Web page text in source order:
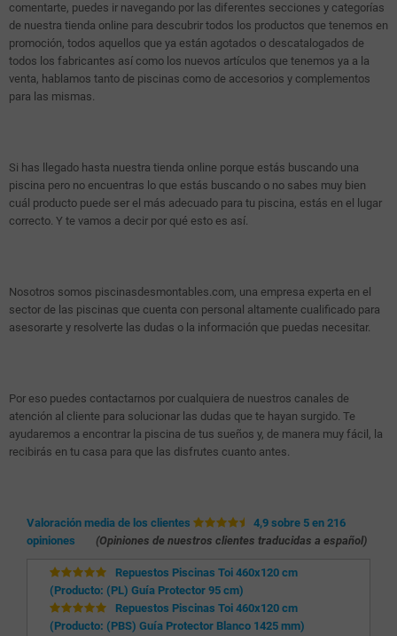
comentarte, puedes ir navegando por las diferentes secciones y categorías
de nuestra tienda online para descubrir todos los productos que tenemos en
promoción, todos aquellos que ya están agotados o descatalogados de
todos los fabricantes así como los nuevos artículos que tenemos ya a la
venta, hablamos tanto de piscinas como de accesorios y complementos
para las mismas.
Si has llegado hasta nuestra tienda online porque estás buscando una
piscina pero no encuentras lo que estás buscando o no sabes muy bien
cuál producto puede ser el más adecuado para tu piscina, estás en el lugar
correcto. Y te vamos a decir por qué esto es así.
Nosotros somos piscinasdesmontables.com, una empresa experta en el
sector de las piscinas que cuenta con personal altamente cualificado para
asesorarte y resolverte las dudas o la información que puedas necesitar.
Por eso puedes contactarnos por cualquiera de nuestros canales de
atención al cliente para solucionar las dudas que te hayan surgido. Te
ayudaremos a encontrar la piscina de tus sueños y, de manera muy fácil, la
recibirás en tu casa para que las disfrutes cuanto antes.
Valoración media de los clientes
4,9 sobre 5 en 216
opiniones
(Opiniones de nuestros clientes traducidas a español)
Repuestos Piscinas Toi 460x120 cm
(Producto: (PL) Guía Protector 95 cm)
Repuestos Piscinas Toi 460x120 cm
(Producto: (PBS) Guía Protector Blanco 1425 mm)